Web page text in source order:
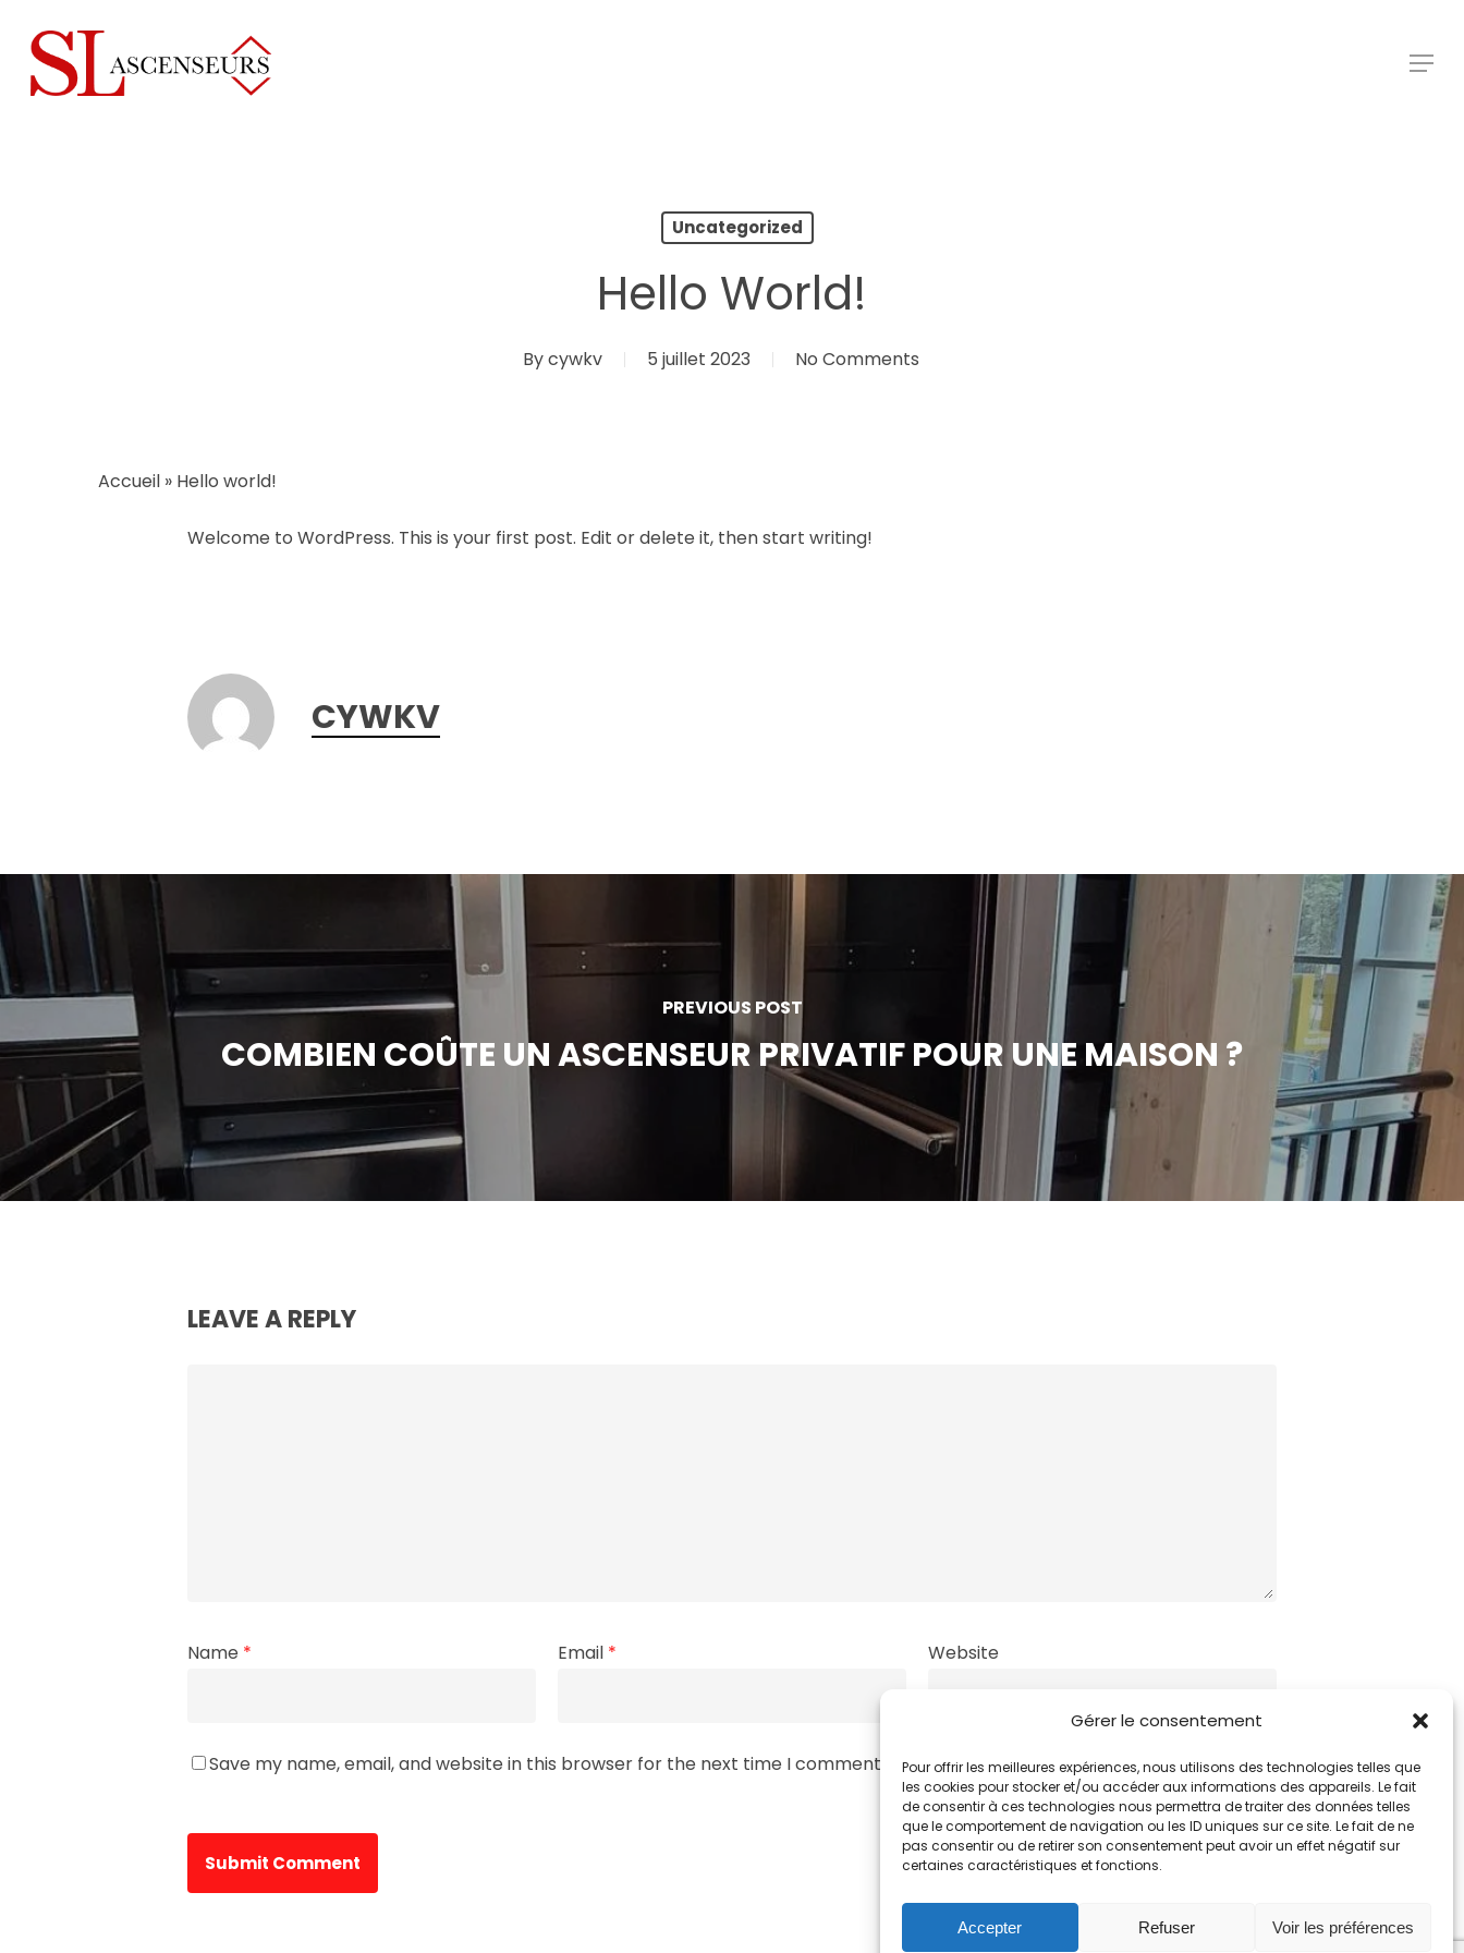
Gérer le consentement
Pour offrir les meilleures expériences, nous utilisons des technologies telles que
les cookies pour stocker et/ou accéder aux informations des appareils. Le fait
de consentir à ces technologies nous permettra de traiter des données telles
que le comportement de navigation ou les ID uniques sur ce site. Le fait de ne
pas consentir ou de retirer son consentement peut avoir un effet négatif sur
certaines caractéristiques et fonctions.
Accepter Refuser Voir les préférences
main
Menu
Uncategorized
Hello World!
Bycywkv 5 juillet 2023 No Comments
Accueil » Hello world!
Welcome to WordPress. This is your first post. Edit or delete it, then start writing!
CYWKV
PREVIOUS POST
COMBIEN COÛTE UN ASCENSEUR PRIVATIF POUR UNE MAISON ?
LEAVE A REPLY
Name * Email * Website
Save my name, email, and website in this browser for the next time I comment.